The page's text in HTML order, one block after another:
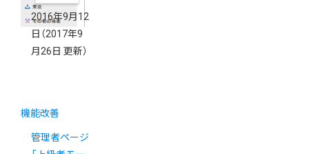
2016年9月12
日 （2017年9
月26日 更新）
機能改善
管理者ページ